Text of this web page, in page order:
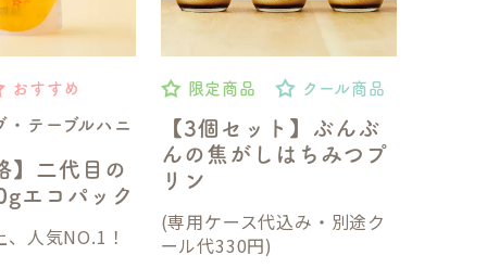
おすすめ
・テーブルハニ
】二代目の
エコパック
人気NO.1！
限定商品 クール商品
【3個セット】ぶんぶ
んの焦がしはちみつプ
リン
(専用ケース代込み・別途ク
ール代330円)